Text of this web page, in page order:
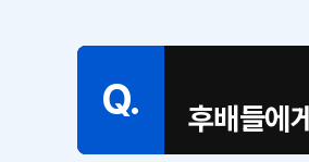
Q. 후배들에